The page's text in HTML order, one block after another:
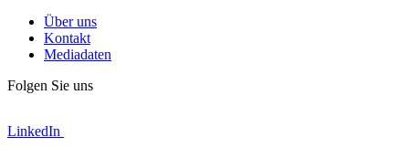
Über uns
Kontakt
Mediadaten
Folgen Sie uns
LinkedIn